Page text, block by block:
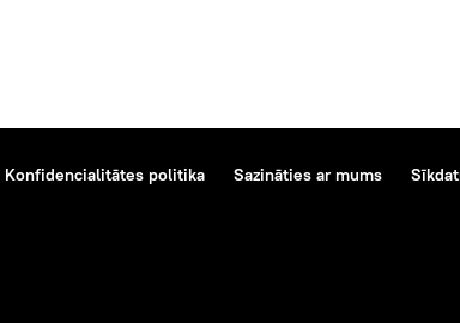
Konfidencialitātes politika Sazināties ar mums